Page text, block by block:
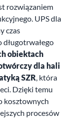
rozwiązaniem
UPS dla
czas
obiektach
dla hali
SZR, która
Dzięki temu
kosztownych
procesów